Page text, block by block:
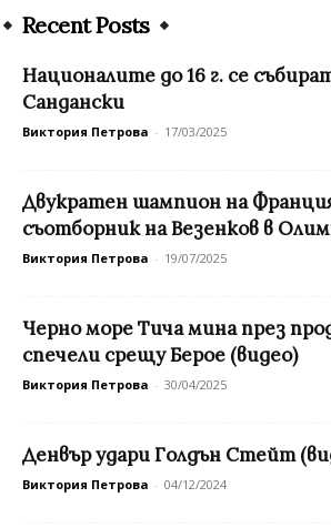
Recent Posts
Националите до 16 г. се
Сандански
Виктория Петрова - 17/03/2025
Двукратен шампион на
съотборник на Везенков в
Виктория Петрова - 19/07/2025
Черно море Тича мина през
спечели срещу Берое (видео)
Виктория Петрова - 30/04/2025
Денвър удари Голдън Стейт
Виктория Петрова - 04/12/2024